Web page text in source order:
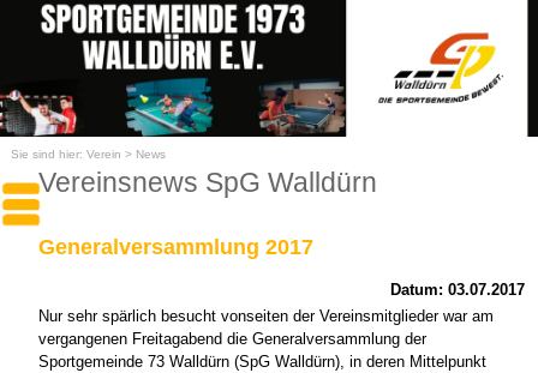
Sie sind hier: Verein > News
Vereinsnews SpG Walldürn
Generalversammlung 2017
Datum: 03.07.2017
Nur sehr spärlich besucht vonseiten der Vereinsmitglieder war am
vergangenen Freitagabend die Generalversammlung der
Sportgemeinde 73 Walldürn (SpG Walldürn), in deren Mittelpunkt